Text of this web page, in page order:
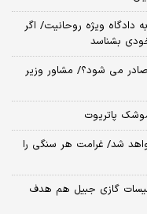
دادگاه ویژه روحانیت/ اگر
بشناسد
می شود؟/ مشاور وزیر
پاتریوت
شد/ غرامت هر سنگی را
گازی جبیل هم هدف